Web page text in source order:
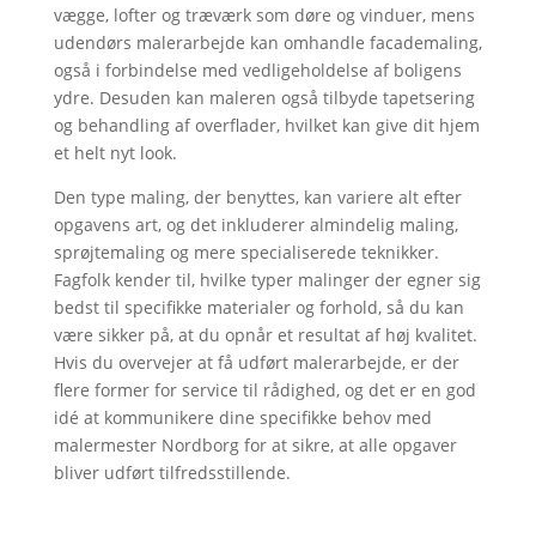
vægge, lofter og træværk som døre og vinduer, mens
udendørs malerarbejde kan omhandle facademaling,
også i forbindelse med vedligeholdelse af boligens
ydre. Desuden kan maleren også tilbyde tapetsering
og behandling af overflader, hvilket kan give dit hjem
et helt nyt look.
Den type maling, der benyttes, kan variere alt efter
opgavens art, og det inkluderer almindelig maling,
sprøjtemaling og mere specialiserede teknikker.
Fagfolk kender til, hvilke typer malinger der egner sig
bedst til specifikke materialer og forhold, så du kan
være sikker på, at du opnår et resultat af høj kvalitet.
Hvis du overvejer at få udført malerarbejde, er der
flere former for service til rådighed, og det er en god
idé at kommunikere dine specifikke behov med
malermester Nordborg for at sikre, at alle opgaver
bliver udført tilfredsstillende.